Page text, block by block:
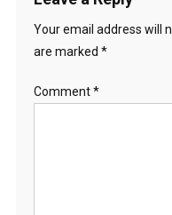
Your email address will
are marked *
Comment*